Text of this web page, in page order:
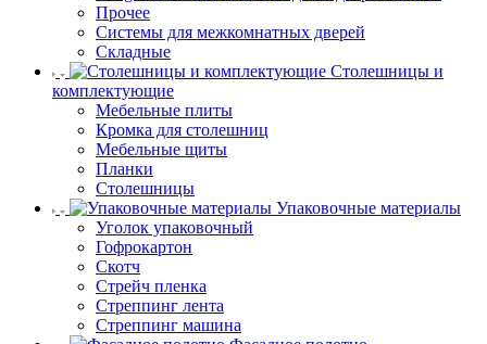
Прочее
Системы для межкомнатных дверей
Складные
Столешницы и
комплектующие
Мебельные плиты
Кромка для столешниц
Мебельные щиты
Планки
Столешницы
Упаковочные материалы
Уголок упаковочный
Гофрокартон
Скотч
Стрейч пленка
Стреппинг лента
Стреппинг машина